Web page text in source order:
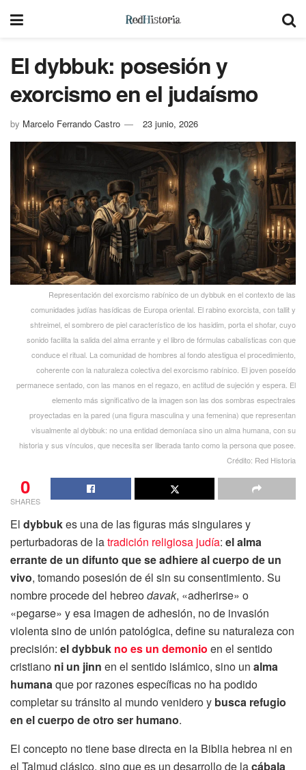
El dybbuk: posesión y
exorcismo en el judaísmo
by Marcelo Ferrando Castro 23 junio, 2026
Representación del exorcismo rabínico de un dybbuk en el contexto de las
comunidades judías hasídicas de Europa oriental. El rabino exorcista, con tallit y
shtreimel, el sombrero de piel característico de los hasidim, porta el shofar, cuyo
sonido facilita la salida del alma errante y el libro de fórmulas cabalísticas con que
conduce el ritual. La comunidad de hombres al fondo atestigua el procedimiento,
coherente con la naturaleza colectiva del exorcismo rabínico. El joven poseído
permanece sentado, con las manos en el regazo, en actitud de sujeción y espera. El
elemento más significativo de la imagen son las dos sombras espectrales
proyectadas en la pared (una figura masculina y una femenina) que representan
visualmente al dybbuk: no una entidad demoníaca sino un alma humana, con su
historia y sus vínculos, que necesita ser liberada tanto como la persona que posee.
Crédito: Red Historia
0
SHARES
El dybbukes una de las figuras más singulares y
perturbadoras de latradición religiosa judía: el alma
errante de un difunto que se adhiere al cuerpo de un
vivo, tomando posesión de él sin su consentimiento. Su
nombre procede del hebreodavak, «adherirse» o
«pegarse» y esa imagen de adhesión, no de invasión
violenta sino de unión patológica, define su naturaleza con
precisión: el dybbuk no es un demonio en el sentido
cristiano ni un jinn en el sentido islámico, sino un alma
humanaque por razones específicas no ha podido
completar su tránsito al mundo venidero y busca refugio
en el cuerpo de otro ser humano.
El concepto no tiene base directa en la Biblia hebrea ni en
el Talmud clásico, sino que es un desarrollo de lacábala